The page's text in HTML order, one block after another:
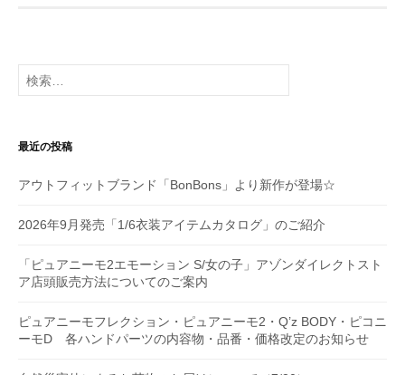
シ
ョ
ン
検
索:
最近の投稿
アウトフィットブランド「BonBons」より新作が登場☆
2026年9月発売「1/6衣装アイテムカタログ」のご紹介
「ピュアニーモ2エモーション S/女の子」アゾンダイレクトスト
ア店頭販売方法についてのご案内
ピュアニーモフレクション・ピュアニーモ2・Q’z BODY・ピコニ
ーモD 各ハンドパーツの内容物・品番・価格改定のお知らせ